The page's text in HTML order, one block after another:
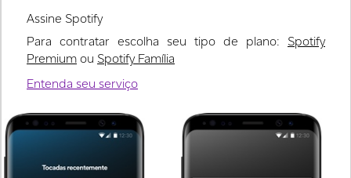
Assine Spotify
Para contratar escolha seu tipo de plano: Spotify
Premiumou Spotify Família